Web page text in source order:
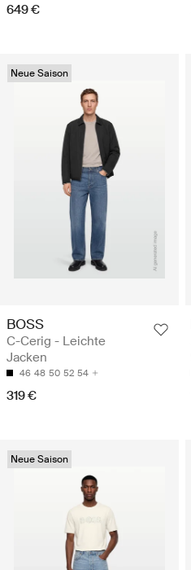
649 €
Neue Saison
BOSS
C-Cerig - Leichte
Jacken
46 48 50 52 54
319 €
Neue Saison